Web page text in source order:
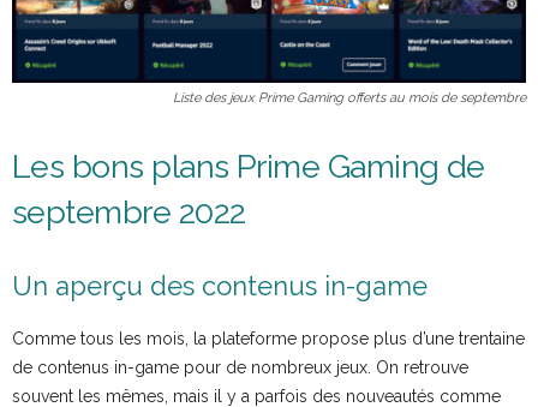
Liste des jeux Prime Gaming offerts au mois de septembre
Les bons plans Prime Gaming de
septembre 2022
Un aperçu des contenus in-game
Comme tous les mois, la plateforme propose plus d’une trentaine
de contenus in-game pour de nombreux jeux. On retrouve
souvent les mêmes, mais il y a parfois des nouveautés comme